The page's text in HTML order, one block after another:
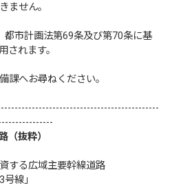
せん。
計画法第69条及び第70条に基
されます。
へお尋ねください。
（抜粋）
する広域主要幹線道路
線」